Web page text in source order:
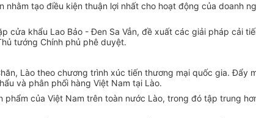
tạo điều kiện thuận lợi nhất cho hoạt động của doanh
cửa khẩu Lao Bảo - Đen Sa Vẳn, đề xuất các giải pháp cải
tướng Chính phủ phê duyệt.
Lào theo chương trình xúc tiến thương mại quốc gia. Đẩy
và phân phối hàng Việt Nam tại Lào.
của Việt Nam trên toàn nước Lào, trong đó tập trung